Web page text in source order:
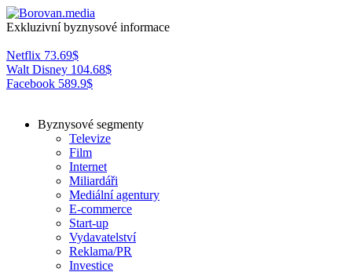
Exkluzivní byznysové informace
Netflix 73.69$
Walt Disney 104.68$
Facebook 589.9$
Byznysové segmenty
Televize
Film
Internet
Miliardáři
Mediální agentury
E-commerce
Start-up
Vydavatelství
Reklama/PR
Investice